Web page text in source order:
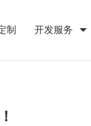
制 开发服务